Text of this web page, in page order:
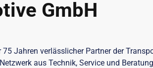
GmbH
Jahren verlässlicher Partner der
aus Technik, Service und Beratung